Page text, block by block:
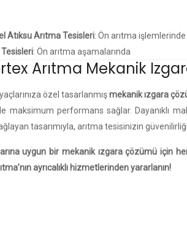
Atıksu Arıtma Tesisleri: Ön arıtma işlemlerinde
: Ön arıtma aşamalarında
Arıtma Mekanik
özel tasarlanmışmekanik ızgara
maksimum performans sağlar. Dayanıklı
tasarımıyla, arıtma tesisinizin
uygun bir mekanik ızgara çözümü için
ayrıcalıklı hizmetlerinden yararlanın!